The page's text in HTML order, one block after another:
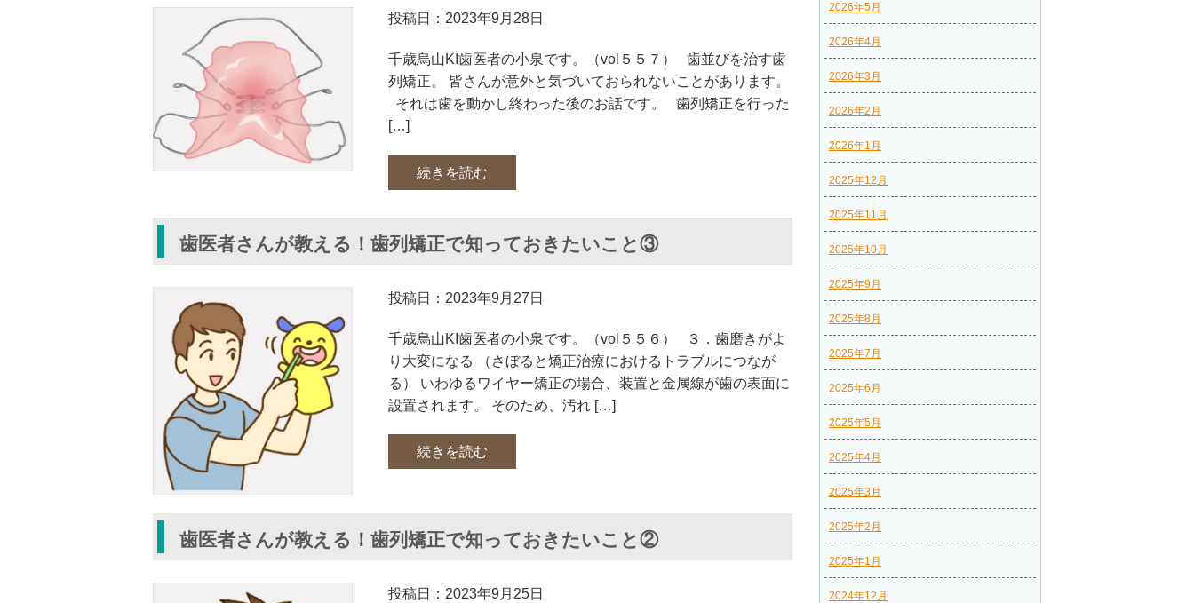
投稿日：2023年9月28日
千歳烏山KI歯医者の小泉です。（vol５５７） 歯並びを治す歯
列矯正。 皆さんが意外と気づいておられないことがあります。
それは歯を動かし終わった後のお話です。 歯列矯正を行った
[…]
続きを読む
歯医者さんが教える！歯列矯正で知っておきたいこと③
投稿日：2023年9月27日
千歳烏山KI歯医者の小泉です。（vol５５６） ３．歯磨きがよ
り大変になる （さぼると矯正治療におけるトラブルにつなが
る） いわゆるワイヤー矯正の場合、装置と金属線が歯の表面に
設置されます。 そのため、汚れ […]
続きを読む
歯医者さんが教える！歯列矯正で知っておきたいこと②
投稿日：2023年9月25日
2026年5月
2026年4月
2026年3月
2026年2月
2026年1月
2025年12月
2025年11月
2025年10月
2025年9月
2025年8月
2025年7月
2025年6月
2025年5月
2025年4月
2025年3月
2025年2月
2025年1月
2024年12月